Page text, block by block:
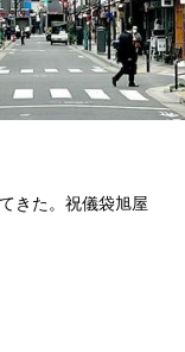
きた。祝儀袋旭屋